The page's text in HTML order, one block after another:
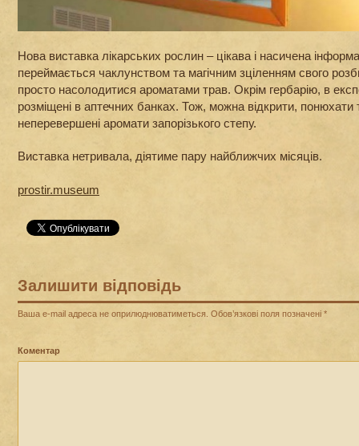
Нова виставка лікарських рослин – цікава і насичена
переймається чаклунством та магічним зціленням свого
просто насолодитися ароматами трав. Окрім гербарію, в
розміщені в аптечних банках. Тож, можна відкрити, понюхати
неперевершені аромати запорізького степу.
Виставка нетривала, діятиме пару найближчих місяців.
prostir.museum
Залишити відповідь
Ваша e-mail адреса не оприлюднюватиметься. Обов’язкові поля позначені *
Коментар